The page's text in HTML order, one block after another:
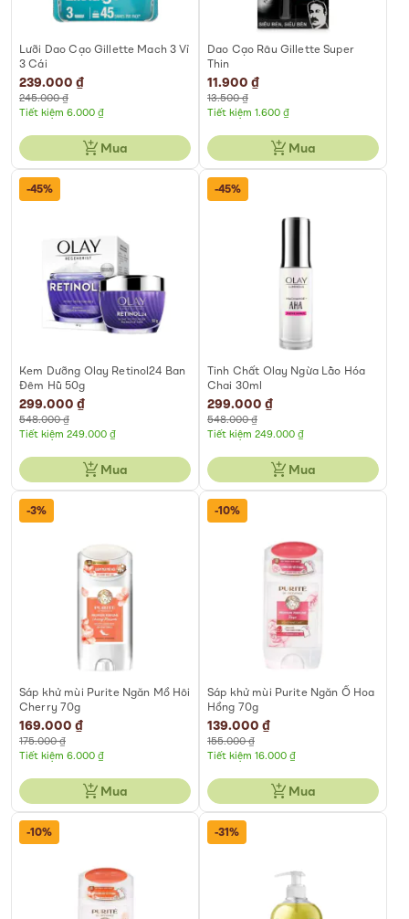
Lưỡi Dao Cạo Gillette Mach 3 Vỉ
3 Cái
Special
Price
239.000 ₫
245.000 ₫
Tiết kiệm 6.000 ₫
Mua
Dao Cạo Râu Gillette Super
Thin
Special
Price
11.900 ₫
13.500 ₫
Tiết kiệm 1.600 ₫
Mua
-45%
Kem Dưỡng Olay Retinol24 Ban
Đêm Hũ 50g
Special
Price
299.000 ₫
548.000 ₫
Tiết kiệm 249.000 ₫
Mua
-45%
Tinh Chất Olay Ngừa Lão Hóa
Chai 30ml
Special
Price
299.000 ₫
548.000 ₫
Tiết kiệm 249.000 ₫
Mua
-3%
Sáp khử mùi Purite Ngăn Mồ Hôi
Cherry 70g
Special
Price
169.000 ₫
175.000 ₫
Tiết kiệm 6.000 ₫
Mua
-10%
Sáp khử mùi Purite Ngăn Ố Hoa
Hồng 70g
Special
Price
139.000 ₫
155.000 ₫
Tiết kiệm 16.000 ₫
Mua
-10% -31%